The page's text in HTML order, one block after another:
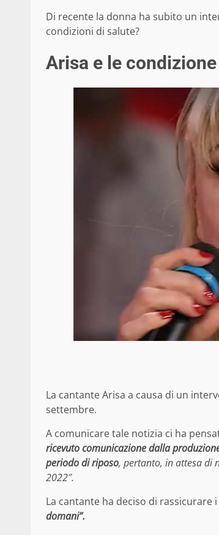
Di recente la donna ha subito un
condizioni di salute?
Arisa e le
La cantante Arisa a causa di un
settembre.
A comunicare tale notizia ci ha
ricevuto comunicazione dalla
periodo di riposo, pertanto, in attesa di
2022″.
La cantante ha deciso di rassicurare
domani”.